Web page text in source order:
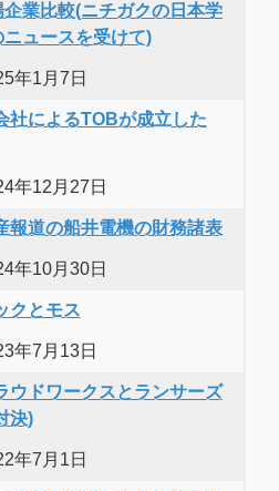
業比較(ニチガクの日本学
ュースを受けて)
年1月7日
社によるTOBが成立した
年12月27日
報道の船井電機の財務諸表
年10月30日
クとモス
年7月13日
ウドワークスとランサーズ
決)
年7月1日